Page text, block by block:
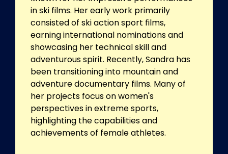
in ski films. Her early work primarily
consisted of ski action sport films,
earning international nominations and
showcasing her technical skill and
adventurous spirit. Recently, Sandra has
been transitioning into mountain and
adventure documentary films. Many of
her projects focus on women's
perspectives in extreme sports,
highlighting the capabilities and
achievements of female athletes.